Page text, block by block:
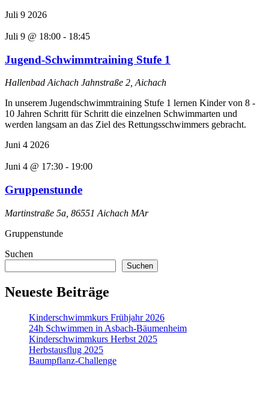
Juli 9 2026
Juli 9 @ 18:00 - 18:45
Jugend-Schwimmtraining Stufe 1
Hallenbad Aichach Jahnstraße 2, Aichach
In unserem Jugendschwimmtraining Stufe 1 lernen Kinder von 8 -
10 Jahren Schritt für Schritt die einzelnen Schwimmarten und
werden langsam an das Ziel des Rettungsschwimmers gebracht.
Juni 4 2026
Juni 4 @ 17:30 - 19:00
Gruppenstunde
Martinstraße 5a, 86551 Aichach MAr
Gruppenstunde
Suchen
Suchen
Neueste Beiträge
Kinderschwimmkurs Frühjahr 2026
24h Schwimmen in Asbach-Bäumenheim
Kinderschwimmkurs Herbst 2025
Herbstausflug 2025
Baumpflanz-Challenge